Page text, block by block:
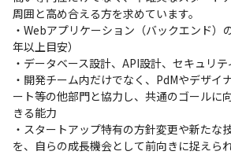
プロダクト開発の考え方やチームづくり、
題感について、よりリアルに知っていただ
▼インタビュー記事はこちら
https://note.com/urbanx_tech/n/
周囲と高め合える方を求めています。
・Webアプリケーション（バックエンド）
年以上目安）
・データベース設計、API設計、セキュリ
・開発チーム内だけでなく、PdMやデザイ
ート等の他部門と協力し、共通のゴールに
きる能力
・スタートアップ特有の方針変更や新たな
を、自らの成長機会として前向きに捉えら